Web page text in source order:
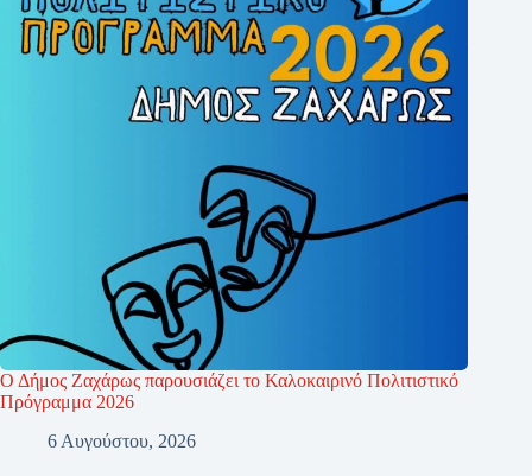
Ο Δήμος Ζαχάρως παρουσιάζει το Καλοκαιρινό Πολιτιστικό
Πρόγραμμα 2026
6 Αυγούστου, 2026